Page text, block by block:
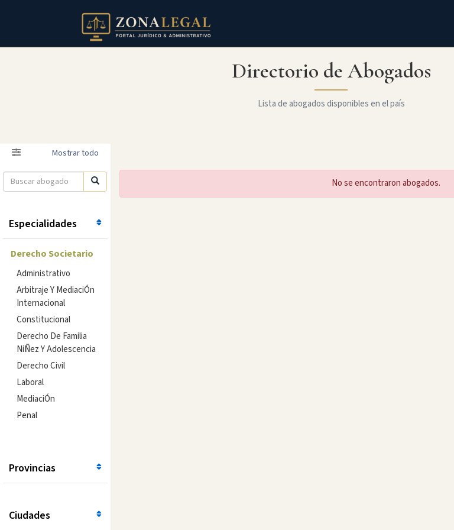
Directorio de Abogados
Lista de abogados disponibles en el país
Filtro Mostrar todo
Especialidades
Derecho Societario
Administrativo
Arbitraje Y MediaciÓn
Internacional
Constitucional
Derecho De Familia
NiÑez Y Adolescencia
Derecho Civil
Laboral
MediaciÓn
Penal
Provincias
Ciudades
No se encontraron abogados.